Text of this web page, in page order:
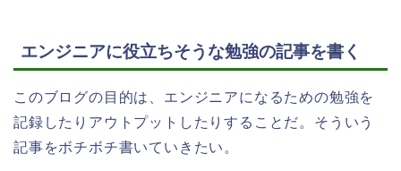
エンジニアに役立ちそうな勉強の記事を書く
このブログの目的は、エンジニアになるための勉強を
記録したりアウトプットしたりすることだ。そういう
記事をボチボチ書いていきたい。